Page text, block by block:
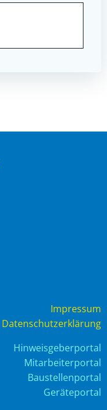
Impressum
Datenschutzerklärung
Hinweisgeberportal
Mitarbeiterportal
Baustellenportal
Geräteportal